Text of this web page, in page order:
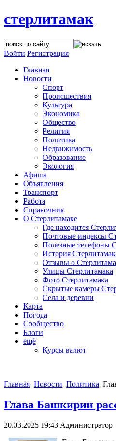
стерлитамак
Войти Регистрация
Главная
Новости
Спорт
Происшествия
Культура
Экономика
Общество
Религия
Политика
Недвижимость
Образование
Экология
Афиша
Объявления
Транспорт
Работа
Справочник
О Стерлитамаке
Где находится
Почтовые индексы
Полезные телефоны
История
Отзывы о
Улицы Стерлитамака
Фото Стерлитамака
Скрытые камеры
Села и деревни
Карта
Погода
Сообщество
Блоги
ещё
Курсы валют
Главная Новости Политика
Глава Башкирии
20.03.2025 19:43 Администратор